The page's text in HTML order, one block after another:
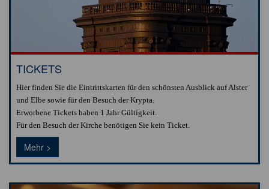
TICKETS
Hier finden Sie die Eintrittskarten für den schönsten Ausblick auf Alster
und Elbe sowie für den Besuch der Krypta.
Erworbene Tickets haben 1 Jahr Gültigkeit.
Für den Besuch der Kirche benötigen Sie kein Ticket.
Mehr >